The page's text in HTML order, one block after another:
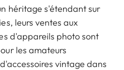
héritage s'étendant sur
leurs ventes aux
d'appareils photo sont
les amateurs
vintage dans